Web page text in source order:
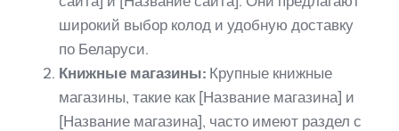
широкий выбор колод и удобную доставку
по Беларуси.
Книжные магазины: Крупные книжные
магазины, такие как [Название магазина] и
[Название магазина], часто имеют раздел с